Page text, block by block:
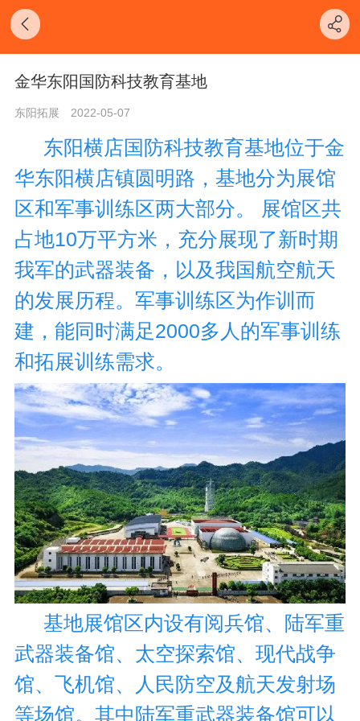
金华东阳国防科技教育基地
东阳拓展 2022-05-07
东阳横店国防科技教育基地位于金
华东阳横店镇圆明路，基地分为展馆
区和军事训练区两大部分。 展馆区共
占地10万平方米， 充分展现了新时期
我军的武器装备，以及我国航空航天
的发展历程。军事训练区为作训而
建，能同时满足2000多人的军事训练
和拓展训练需求。
基地展馆区内设有阅兵馆、陆军重
武器装备馆、太空探索馆、现代战争
馆、飞机馆、人民防空及航天发射场
等场馆。其中 陆军重武器装备馆可以